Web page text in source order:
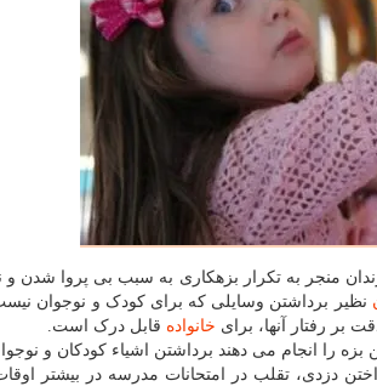
منجر به تکرار بزهکاری به سبب بی پروا شدن و
نظیر برداشتن وسایلی که برای کودک و نوجوان
بر رفتار آنها، برای خانواده قابل درک است.
را انجام می دهند برداشتن اشیاء کودکان و
دزدی، تقلب در امتحانات مدرسه در بیشتر